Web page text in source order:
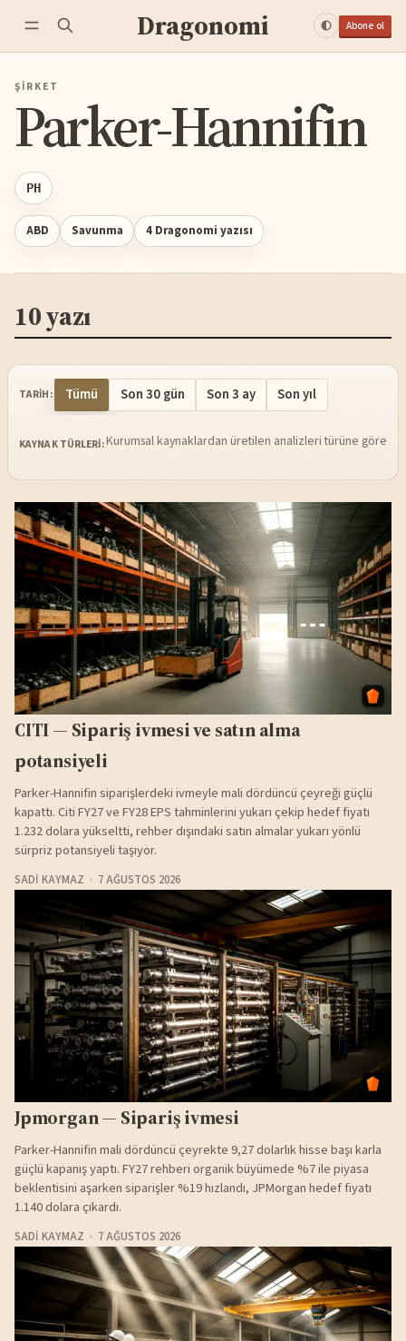
Dragonomi Abone ol
ŞIRKET
Parker-Hannifin
PH
ABD Savunma 4 Dragonomi yazısı
10 yazı
TARIH: Tümü Son 30 gün Son 3 ay Son yıl
KAYNAK TÜRLERI:Kurumsal kaynaklardan üretilen analizleri türüne göre
CITI — Sipariş ivmesi ve satın alma
potansiyeli
Parker-Hannifin siparişlerdeki ivmeyle mali dördüncü çeyreği güçlü
kapattı. Citi FY27 ve FY28 EPS tahminlerini yukarı çekip hedef fiyatı
1.232 dolara yükseltti, rehber dışındaki satın almalar yukarı yönlü
sürpriz potansiyeli taşıyor.
SADI KAYMAZ 7 AĞUSTOS 2026
Jpmorgan — Sipariş ivmesi
Parker-Hannifin mali dördüncü çeyrekte 9,27 dolarlık hisse başı karla
güçlü kapanış yaptı. FY27 rehberi organik büyümede %7 ile piyasa
beklentisini aşarken siparişler %19 hızlandı, JPMorgan hedef fiyatı
1.140 dolara çıkardı.
SADI KAYMAZ 7 AĞUSTOS 2026